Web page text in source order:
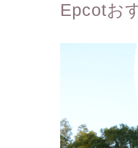
Epcotお